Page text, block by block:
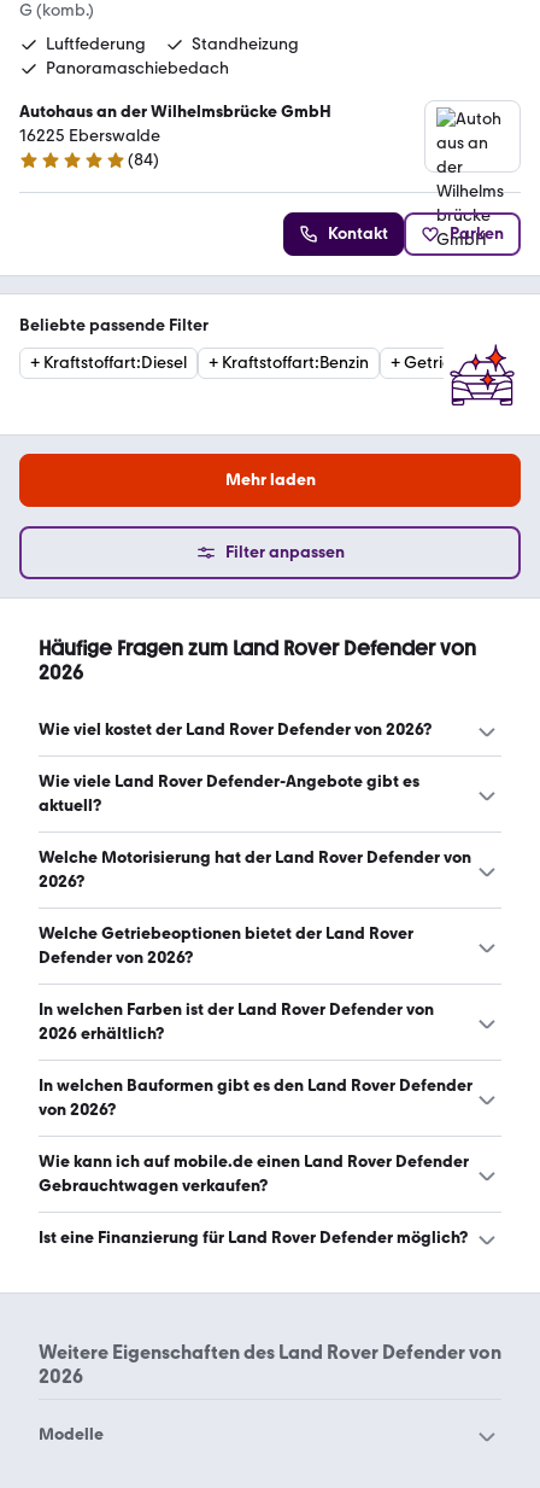
G (komb.)
Luftfederung
Standheizung
Panoramaschiebedach
Autohaus an der Wilhelmsbrücke GmbH
16225 Eberswalde
4.8 Sterne
(84)
Kontakt Parken
Beliebte passende Filter
+ Kraftstoffart:Diesel + Kraftstoffart:Benzin +Getriebe:
Mehr laden
Filter anpassen
Häufige Fragen zum Land Rover Defender von
2026
Wie viel kostet der Land Rover Defender von 2026?
Ein guter Preis für einen Land Rover Defender von 2026
liegt zwischen 82.885 € und 106.150 €. Leasingangebote
Wie viele Land Rover Defender-Angebote gibt es
aktuell?
Es gibt insgesamt 339 Land Rover Defender bei
mobile.de, davon 339 Gebraucht- und 0 Neuwagen.
Welche Motorisierung hat der Land Rover Defender von
2026?
Der Land Rover Defender von 2026 hat Leistungen
zwischen 200 und 635 PS. (Stand: 6.8.2026)
Welche Getriebeoptionen bietet der Land Rover
Defender von 2026?
Der Land Rover Defender von 2026 ist mit automatischem
und manuellem Getriebe erhältlich. (Stand: 6.8.2026)
In welchen Farben ist der Land Rover Defender von
2026 erhältlich?
Den Land Rover Defender von 2026 gibt es in folgenden
Farben: grau, schwarz, grün, blau, braun, weiß, gelb,
6.8.2026)
In welchen Bauformen gibt es den Land Rover Defender
von 2026?
Den Land Rover Defender von 2026 gibt es in folgenden
Bauformen: SUV. (Stand: 6.8.2026)
Wie kann ich auf mobile.de einen Land Rover Defender
Gebrauchtwagen verkaufen?
Alle Informationen zum Verkauf an mobile.de-
Ist eine Finanzierung für Land Rover Defender möglich?
jeweiligen Angebotsseite berechnet werden.
Weitere Eigenschaften des Land Rover Defender von
2026
Modelle